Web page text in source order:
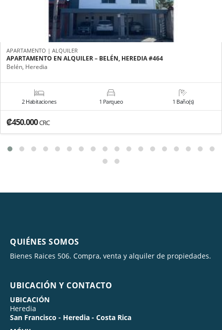
APARTAMENTO | ALQUILER
APARTAMENTO EN ALQUILER – BELÉN, HEREDIA #464
Belén, Heredia
2 Habitaciones 1 Parqueo 1 Baño(s)
₡450.000CRC
QUIÉNES SOMOS
Bienes Raices 506. Compra, venta y alquiler de propiedades.
UBICACIÓN Y CONTACTO
UBICACIÓN
Heredia
San Francisco - Heredia - Costa Rica